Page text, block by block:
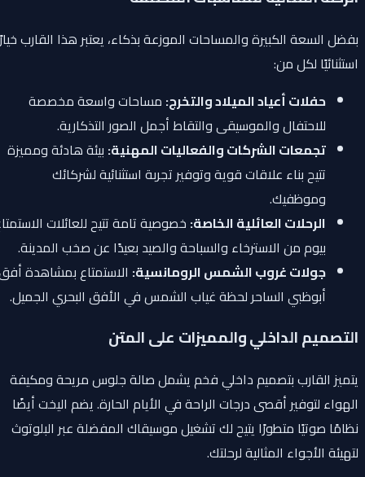
بفضل السعة الكبيرة والمساحات الموزعة بذكاء، يعتبر هذا القارب خيارًا
استثنائيًا لكل من:
حفلات أعياد الميلاد والتخرج:مساحات واسعة مخصصة
للاحتفال والموسيقى والتقاط أجمل الصور التذكارية.
تجمعات الشركات والفعاليات المهنية:بيئة هادئة ومميزة
تتيح بناء علاقات قوية وتوفير تجربة استثنائية لشركائك
وموظفيك.
الرحلات العائلية الخاصة:خصوصية تامة تتيح للعائلات الاستمتاع
بيوم من الاسترخاء والسباحة والصيد بعيدًا عن صخب المدينة.
جولات غروب الشمس الرومانسية:الاستمتاع بمشاهدة أفق
أبوظبي الساحر لحظة غياب الشمس في الأفق البحري الجميل.
التصميم الداخلي والمميزات على المتن
يتميز القارب بتصميم داخلي فخم يشمل صالة جلوس مريحة ومكيفة
الهواء لتوفير أقصى درجات الراحة في الأيام الحارة. يضم اليخت أيضًا
نظامًا صوتيًا متطورًا يتيح لك تشغيل موسيقاك المفضلة عبر البلوتوث
لتهيئة الأجواء المثالية لرحلتك.